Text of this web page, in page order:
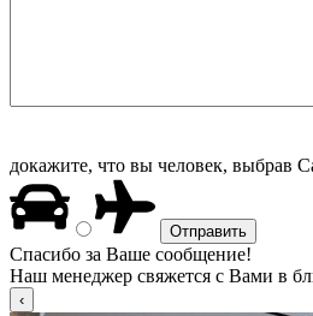
докажите, что вы человек, выбрав
Спасибо за Ваше сообщение!
Наш менеджер свяжется с Вами в